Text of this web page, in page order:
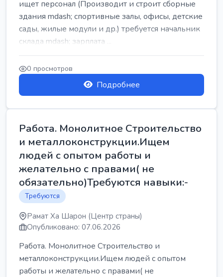
ищет персонал (Производит и строит сборные
здания mdash; спортивные залы, офисы, детские
сады, жилые модули и др.) требуется начальник
склада mdash; зарплата ...
0 просмотров
Подробнее
Работа. Монолитное Строительство
и металлоконструкции.Ищем
людей с опытом работы и
желательно с правами( не
обязательно)Требуются навыки:-
Требуются
Рамат Ха Шарон (Центр страны)
Опубликовано: 07.06.2026
Работа. Монолитное Строительство и
металлоконструкции.Ищем людей с опытом
работы и желательно с правами( не